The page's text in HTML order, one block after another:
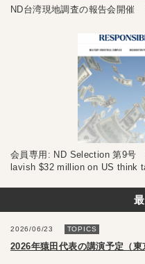
ND台湾現地調査の報告会開催
会員専用: ND Selection 第9号
lavish $32 million on US think
2026/06/23 TOPICS
2026年猿田代表の講演予定（東